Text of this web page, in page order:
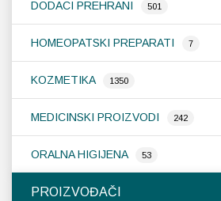
DODACI PREHRANI 501
HOMEOPATSKI PREPARATI 7
KOZMETIKA 1350
MEDICINSKI PROIZVODI 242
ORALNA HIGIJENA 53
PROIZVOĐAČI